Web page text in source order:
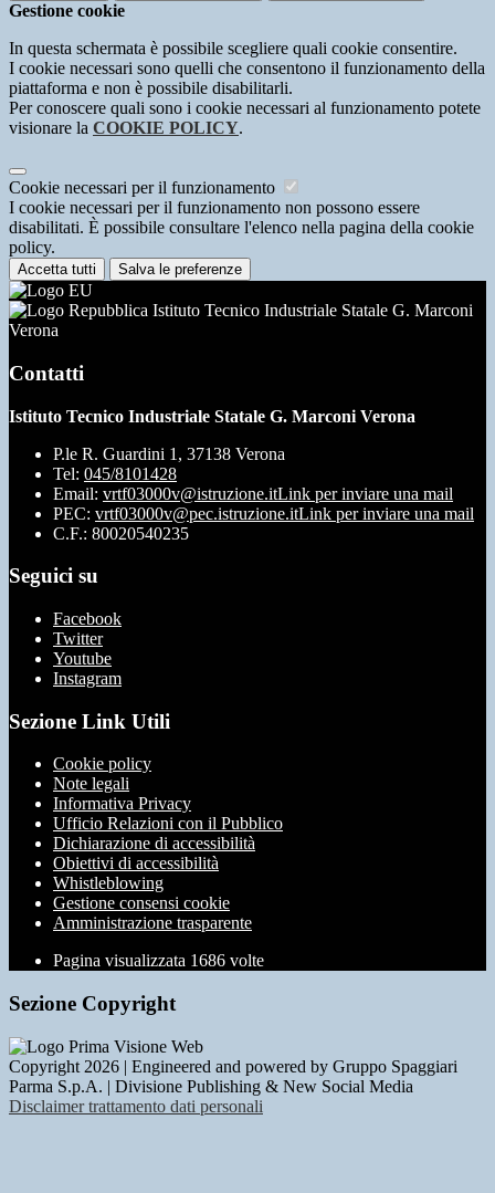
Gestione cookie
In questa schermata è possibile scegliere quali cookie consentire.
I cookie necessari sono quelli che consentono il funzionamento della
piattaforma e non è possibile disabilitarli.
Per conoscere quali sono i cookie necessari al funzionamento potete
visionare la COOKIE POLICY.
Cookie necessari per il funzionamento
I cookie necessari per il funzionamento non possono essere
disabilitati. È possibile consultare l'elenco nella pagina della cookie
policy.
Accetta tutti Salva le preferenze
Istituto Tecnico Industriale Statale G. Marconi
Verona
Contatti
Istituto Tecnico Industriale Statale G. Marconi Verona
P.le R. Guardini 1, 37138 Verona
Tel: 045/8101428
Email: vrtf03000v@istruzione.itLink per inviare una mail
PEC: vrtf03000v@pec.istruzione.itLink per inviare una mail
C.F.: 80020540235
Seguici su
Facebook
Twitter
Youtube
Instagram
Sezione Link Utili
Cookie policy
Note legali
Informativa Privacy
Ufficio Relazioni con il Pubblico
Dichiarazione di accessibilità
Obiettivi di accessibilità
Whistleblowing
Gestione consensi cookie
Amministrazione trasparente
Pagina visualizzata 1686 volte
Sezione Copyright
Copyright 2026 | Engineered and powered by Gruppo Spaggiari
Parma S.p.A. | Divisione Publishing & New Social Media
Disclaimer trattamento dati personali